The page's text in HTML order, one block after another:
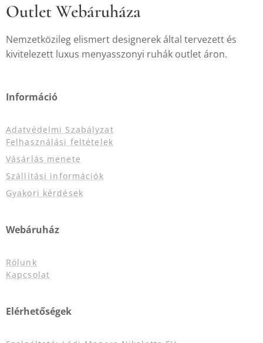
Outlet Webáruháza
Nemzetközileg elismert designerek által tervezett és
kivitelezett luxus menyasszonyi ruhák outlet áron.
Információ
Adatvédelmi Szabályzat
Felhasználási feltételek
Vásárlás menete
Szállítási információk
Gyakori kérdések
Webáruház
Rólunk
Kapcsolat
Elérhetőségek